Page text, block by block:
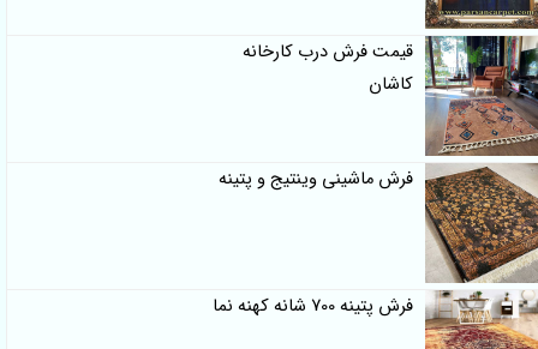
قیمت فرش درب کارخانه
کاشان
فرش ماشینی وینتیج و پتینه
فرش پتینه 700 شانه کهنه نما